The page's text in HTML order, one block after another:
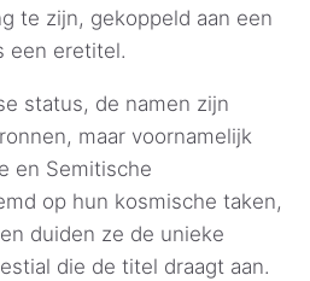
te zijn, gekoppeld aan een
een eretitel.
status, de namen zijn
maar voornamelijk
en Semitische
op hun kosmische taken,
duiden ze de unieke
die de titel draagt aan.